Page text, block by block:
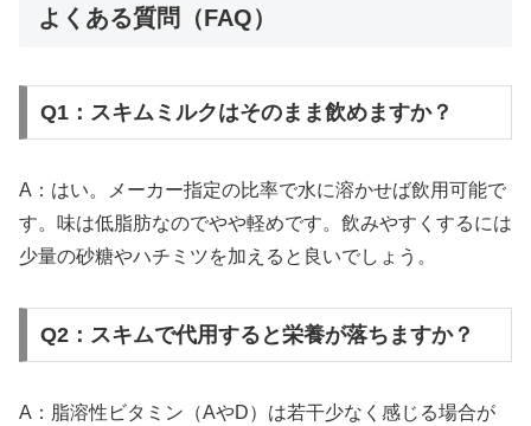
よくある質問（FAQ）
Q1：スキムミルクはそのまま飲めますか？
A：はい。メーカー指定の比率で水に溶かせば飲用可能で
す。味は低脂肪なのでやや軽めです。飲みやすくするには
少量の砂糖やハチミツを加えると良いでしょう。
Q2：スキムで代用すると栄養が落ちますか？
A：脂溶性ビタミン（AやD）は若干少なく感じる場合が